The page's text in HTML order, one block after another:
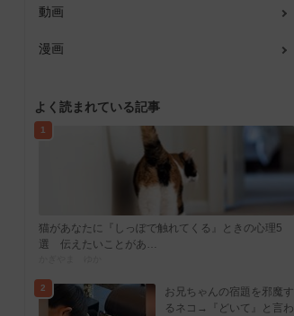
動画
漫画
よく読まれている記事
1
猫があなたに『しっぽで触れてくる』ときの心理5
選 伝えたいことがあ…
2
お兄ちゃんの宿題を邪魔す
るネコ→『どいて』と言わ